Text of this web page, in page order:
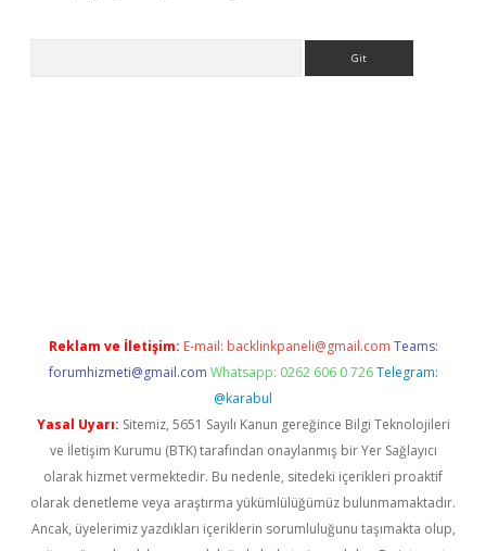
Reklam ve İletişim: E-mail: backlinkpaneli@gmail.com Teams:
forumhizmeti@gmail.com Whatsapp: 0262 606 0 726 Telegram:
@karabul
Yasal Uyarı: Sitemiz, 5651 Sayılı Kanun gereğince Bilgi Teknolojileri
ve İletişim Kurumu (BTK) tarafından onaylanmış bir Yer Sağlayıcı
olarak hizmet vermektedir. Bu nedenle, sitedeki içerikleri proaktif
olarak denetleme veya araştırma yükümlülüğümüz bulunmamaktadır.
Ancak, üyelerimiz yazdıkları içeriklerin sorumluluğunu taşımakta olup,